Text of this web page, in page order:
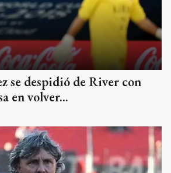
se despidió de River con
en volver...